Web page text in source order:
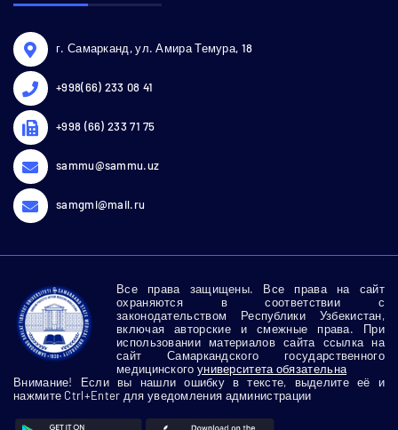
г. Самарканд, ул. Амира Темура, 18
+998(66) 233 08 41
+998 (66) 233 71 75
sammu@sammu.uz
samgmi@mail.ru
Все права защищены. Все права на сайт
охраняются в соответствии с
законодательством Республики Узбекистан,
включая авторские и смежные права. При
использовании материалов сайта ссылка на
сайт Самаркандского государственного
медицинского университета обязательна
Внимание! Если вы нашли ошибку в тексте, выделите её и
нажмите Ctrl+Enter для уведомления администрации